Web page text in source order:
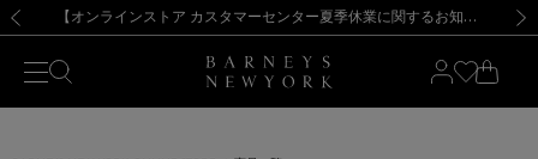
新規登録のお客様も対象！＜MY BARNEYS＞会員のお客様は11,000円（税込）以上のお買上げで常時送料無料！お買い物の際は会員登録を！
【夏季休業に伴う出荷一時停止のお知らせ】(2026.8.7) 【オンラインストア カスタマーセンター夏季休業に関するお知らせ】（2026.8.7）
【夏季休業に伴う返品・交換承り一時停止のお知らせ】（2026.8.5）
熊本県を中心とした地震の影響によるお荷物のお届けについて
【開催中】SUMMER SALEのご案内・ご注意事項 新規登録のお客様も対象！＜MY BARNEYS＞会員のお客様は11,000円（税込）以上のお買上げで常時送料無料！お買い物の際は会員登録を！
【夏季休業に伴う出荷一時停止のお知らせ】(2026.8.7)